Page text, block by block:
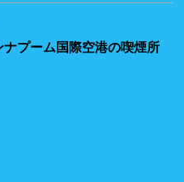
プーム国際空港の喫煙所